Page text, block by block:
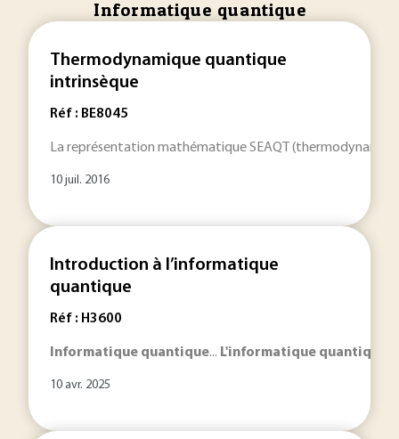
Informatique quantique
Thermodynamique quantique
intrinsèque
Réf : BE8045
La représentation mathématique SEAQT
10 juil. 2016
Introduction à l’informatique
quantique
Réf : H3600
Informatique quantique... L'informatique quantique
10 avr. 2025